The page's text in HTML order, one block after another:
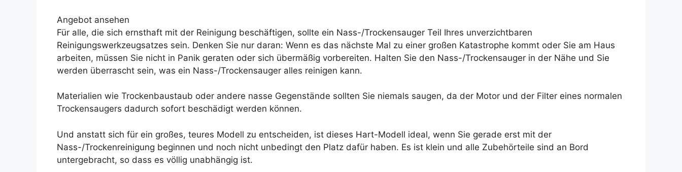
Angebot ansehen
Für alle, die sich ernsthaft mit der Reinigung beschäftigen, sollte ein Nass-/Trockensauger Teil Ihres unverzichtbaren
Reinigungswerkzeugsatzes sein. Denken Sie nur daran: Wenn es das nächste Mal zu einer großen Katastrophe kommt oder Sie am Haus
arbeiten, müssen Sie nicht in Panik geraten oder sich übermäßig vorbereiten. Halten Sie den Nass-/Trockensauger in der Nähe und Sie
werden überrascht sein, was ein Nass-/Trockensauger alles reinigen kann.
Materialien wie Trockenbaustaub oder andere nasse Gegenstände sollten Sie niemals saugen, da der Motor und der Filter eines normalen
Trockensaugers dadurch sofort beschädigt werden können.
Und anstatt sich für ein großes, teures Modell zu entscheiden, ist dieses Hart-Modell ideal, wenn Sie gerade erst mit der
Nass-/Trockenreinigung beginnen und noch nicht unbedingt den Platz dafür haben. Es ist klein und alle Zubehörteile sind an Bord
untergebracht, so dass es völlig unabhängig ist.